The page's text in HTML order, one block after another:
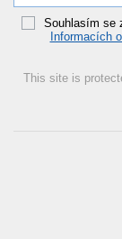
Souhlasím se
Informacích
This site is